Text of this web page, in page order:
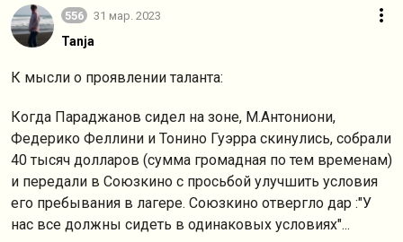
556 31 мар. 2023
Tanja
К мысли о проявлении таланта:
Когда Параджанов сидел на зоне, М.Антониони,
Федерико Феллини и Тонино Гуэрра скинулись, собрали
40 тысяч долларов (сумма громадная по тем временам)
и передали в Союзкино с просьбой улучшить условия
его пребывания в лагере. Союзкино отвергло дар :"У
нас все должны сидеть в одинаковых условиях"...